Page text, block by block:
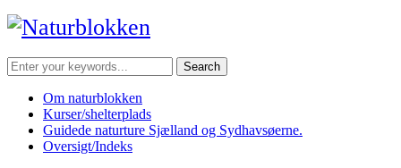
Search
for:
Om naturblokken
Kurser/shelterplads
Guidede naturture Sjælland og Sydhavsøerne.
Oversigt/Indeks